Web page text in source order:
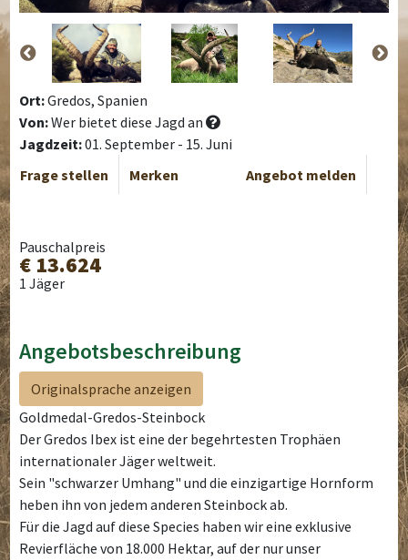
Ort:Gredos, Spanien
Von:Wer bietet diese Jagd an
Jagdzeit:01. September - 15. Juni
Frage stellen
Merken Angebot melden
Pauschalpreis
€ 13.624
1 Jäger
Angebotsbeschreibung
Originalsprache anzeigen
Goldmedal-Gredos-Steinbock
Der Gredos Ibex ist eine der begehrtesten Trophäen
internationaler Jäger weltweit.
Sein "schwarzer Umhang" und die einzigartige Hornform
heben ihn von jedem anderen Steinbock ab.
Für die Jagd auf diese Species haben wir eine exklusive
Revierfläche von 18.000 Hektar, auf der nur unser